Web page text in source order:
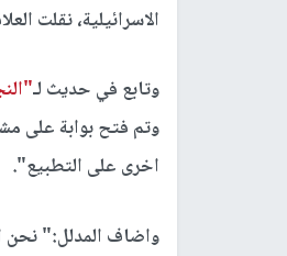
الاسرائيلية، نقلت
وتابع في حديث لـ
وتم فتح بوابة على
اخرى على التطبيع".
واضاف المدلل:" نحن